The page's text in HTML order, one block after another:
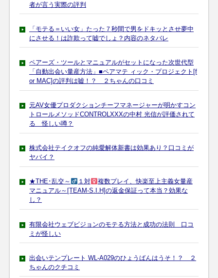
者が言う実際の評判
「モテる＝いい女」たった７秒間で男をドキッとさせ夢中
にさせる！は詐欺って嘘でしょ？内容のネタバレ
ペアーズ・ツールとマニュアルがセットになった次世代型
「自動出会い量産方法」■ペアマテ ィック・プロジェクト[f
or MAC]の評判は嘘！？ ２ちゃんの口コミ
元AV女優プロダクションチーフマネージャーが明かすコン
トロールメソッドCONTROLXXXの中村 光信が評価されて
る 怪しい噂？
株式会社テイクオフの純愛解体新書は効果あり？口コミが
ヤバイ？
★THE･乱交～ １対
複数プレイ、快楽至上主義女量産
マニュアル～[TEAM-S.I.H]の返金保証って本当？効果な
し？
有限会社ウェブビジョンのモテる方法と成功の法則 口コ
ミが怪しい
出会いテンプレート WL-A029のひょうばんはうそ！？ ２
ちゃんのクチコミ